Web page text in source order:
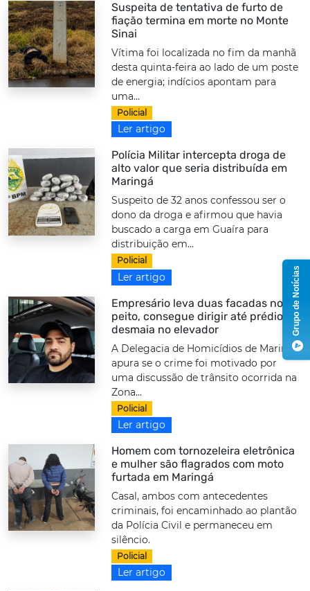
Suspeita de tentativa de furto de
fiação termina em morte no Monte
Sinai
Vítima foi localizada no fim da manhã
desta quinta-feira ao lado de um poste
de energia; indícios apontam para
uma...
Policial
Ler artigo
Polícia Militar intercepta droga de
alto valor que seria distribuída em
Maringá
Suspeito de 32 anos confessou ser o
dono da droga e afirmou que havia
buscado a carga em Guaíra para
distribuição em...
Policial
Ler artigo
Empresário leva duas facadas no
peito, consegue dirigir até prédio e
desmaia no elevador
A Delegacia de Homicídios de Maringá
apura se o crime foi motivado por
uma discussão de trânsito ocorrida na
Zona...
Policial
Ler artigo
Homem com tornozeleira eletrônica
e mulher são flagrados com moto
furtada em Maringá
Casal, ambos com antecedentes
criminais, foi encaminhado ao plantão
da Polícia Civil e permaneceu em
silêncio.
Policial
Ler artigo
Grupo de Notícias